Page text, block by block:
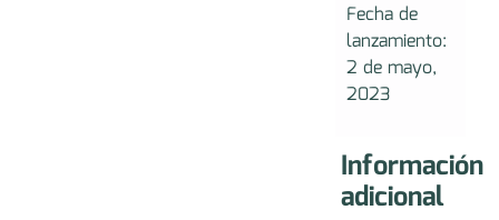
Fecha de
lanzamiento:
2 de mayo,
2023
Información
adicional